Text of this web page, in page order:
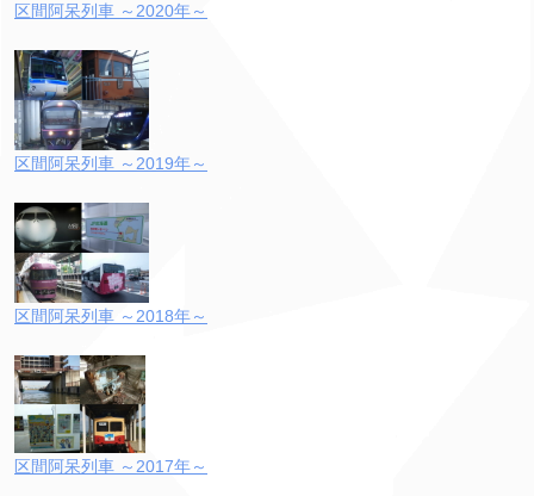
区間阿呆列車 ～2020年～
区間阿呆列車 ～2019年～
区間阿呆列車 ～2018年～
区間阿呆列車 ～2017年～